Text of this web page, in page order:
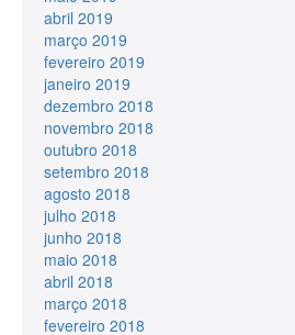
abril 2019
março 2019
fevereiro 2019
janeiro 2019
dezembro 2018
novembro 2018
outubro 2018
setembro 2018
agosto 2018
julho 2018
junho 2018
maio 2018
abril 2018
março 2018
fevereiro 2018